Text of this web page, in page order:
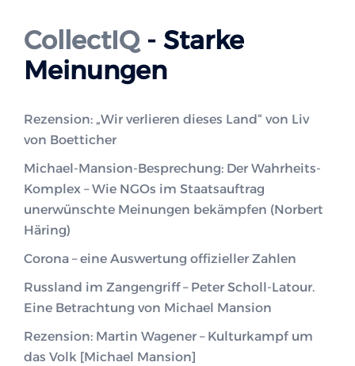
CollectIQ- Starke
Meinungen
Rezension: „Wir verlieren dieses Land“ von Liv
von Boetticher
Michael-Mansion-Besprechung: Der Wahrheits-
Komplex – Wie NGOs im Staatsauftrag
unerwünschte Meinungen bekämpfen (Norbert
Häring)
Corona – eine Auswertung offizieller Zahlen
Russland im Zangengriff – Peter Scholl-Latour.
Eine Betrachtung von Michael Mansion
Rezension: Martin Wagener – Kulturkampf um
das Volk [Michael Mansion]